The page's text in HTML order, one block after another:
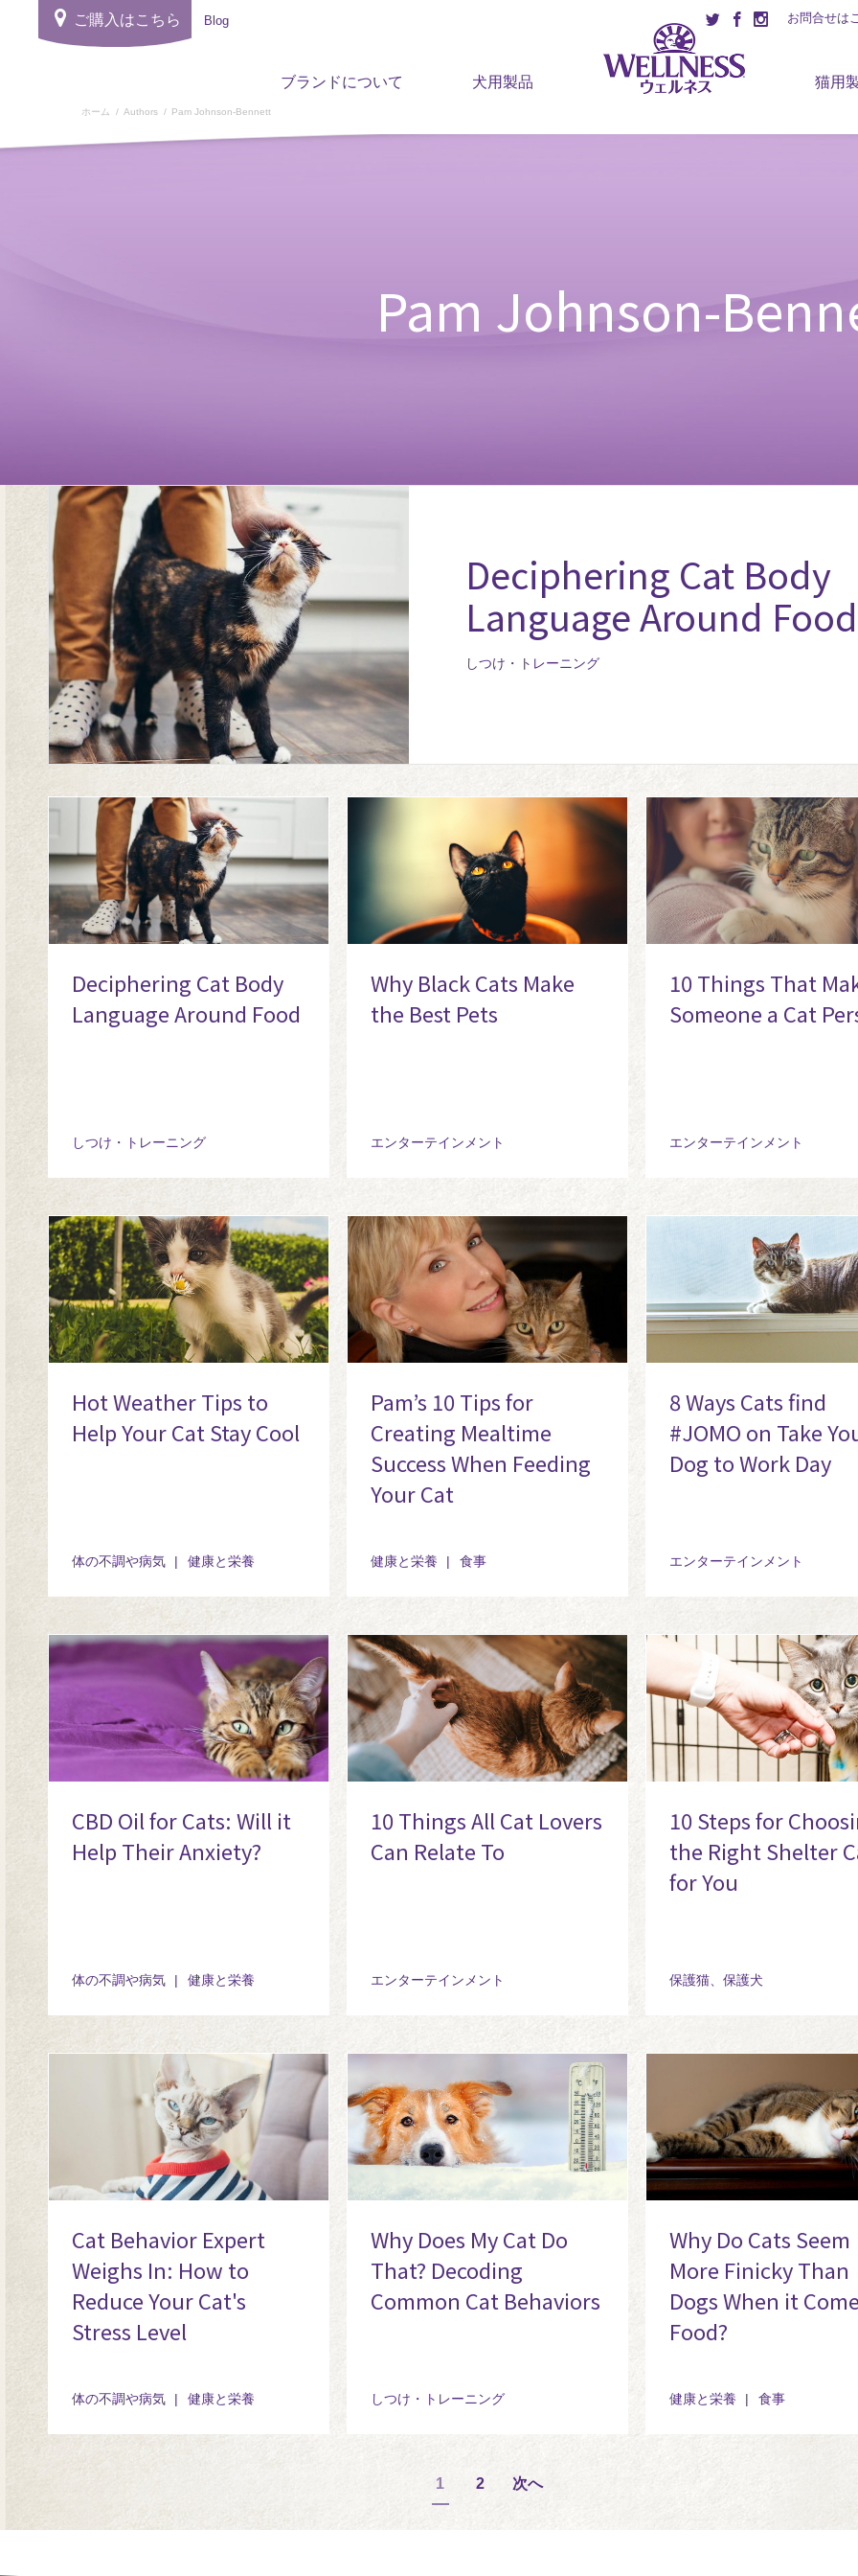
ご購入はこちら Blog お問合せは
ブランドについて 犬用製品 猫用
ホーム Authors Pam Johnson-Bennett
Pam Johnson-
Deciphering Cat Body
Language Around Food
しつけ・トレーニング
Deciphering Cat Body
Language Around Food
しつけ・トレーニング
Why Black Cats Make
the Best Pets
エンターテインメント
10 Things That
Someone a Cat
エンターテインメント
Hot Weather Tips to
Help Your Cat Stay Cool
体の不調や病気 健康と栄養
Pam’s 10 Tips for
Creating Mealtime
Success When Feeding
Your Cat
健康と栄養 食事
8 Ways Cats find
#JOMO on Take
Dog to Work Day
エンターテインメント
CBD Oil for Cats: Will it
Help Their Anxiety?
体の不調や病気 健康と栄養
10 Things All Cat Lovers
Can Relate To
エンターテインメント
10 Steps for
the Right Shelter
for You
保護猫、保護犬
Cat Behavior Expert
Weighs In: How to
Reduce Your Cat's
Stress Level
体の不調や病気 健康と栄養
Why Does My Cat Do
That? Decoding
Common Cat Behaviors
しつけ・トレーニング
Why Do Cats Seem
More Finicky Than
Dogs When it
Food?
健康と栄養 食事
1 2 次へ